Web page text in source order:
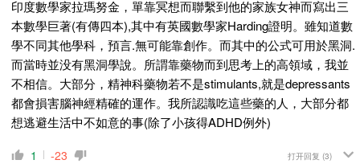
印度數學家拉瑪努金，單靠冥想而聯繫到他的家族女神而寫出三
本數學巨著(有傳四本),其中有英國數學家Harding證明。雖知道數
學不同其他學科，預言.無可能靠創作。而其中的公式可用於黑洞.
而當時並没有黑洞學說。所謂靠藥物而到思考上的高領域，我並
不相信。大部分，精神科藥物若不是stimulants,就是depressants
都會損害腦神經精確的運作。我所認識吃這些藥的人，大部分都
想逃避生活中不如意的事(除了小孩得ADHD例外)
1 -23 打开回复 (3)